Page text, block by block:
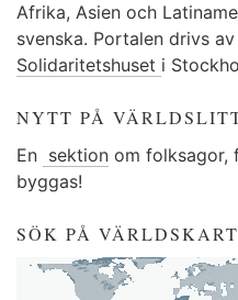
Afrika, Asien och
svenska. Portalen drivs
Solidaritetshuset i
NYTT PÅ
En sektion om folksagor,
byggas!
SÖK PÅ